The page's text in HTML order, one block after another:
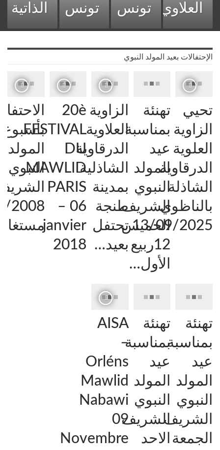
العلاوي
تونس
تونس
الذاتية
الإحتفالات بعيد المولد النبوي
تحيي
الزاوية
العلوية
الدرقاوية
الشاذلة
بالناظوي
13/09/2025
تهنئة
بمناسبة
عيد
المولد
النبوي
الشريف
الخميس
12ربيع
الأول…
الزاوية
العلاوية
الدرقاوية
الشاذلية
بمدينة
طنجة
تحتفل
بعيد…
20è
FESTIVAL
DU
MAWLID
PARIS
– 06
janvier
2018
بأسبوع
المولد
النبوي
2008
تهنئة
بمناسبة
عيد
المولد
النبوي
الشريف
الجمعة
تهنئة
بمناسبة
عيد
المولد
النبوي
الشريف
الاحد
AISA
–
Orléns
Mawlid
Nabawi
09
Novembre